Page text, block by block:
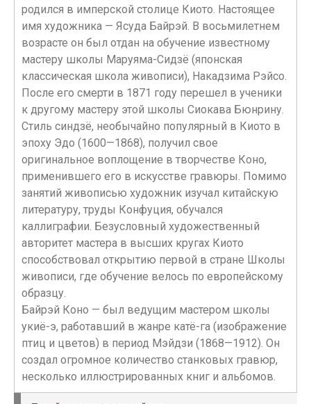
родился в имперской столице Киото. Настоящее
имя художника — Ясуда Байрэй. В восьмилетнем
возрасте он был отдан на обучение известному
мастеру школы Маруяма-Сидзё (японская
классическая школа живописи), Накадзима Рэйсо.
После его смерти в 1871 году перешел в ученики
к другому мастеру этой школы Сиокава Бюнрину.
Стиль синдзё, необычайно популярный в Киото в
эпоху Эдо (1600—1868), получил свое
оригинальное воплощение в творчестве Коно,
применившего его в искусстве гравюры. Помимо
занятий живописью художник изучал китайскую
литературу, труды Конфуция, обучался
каллиграфии. Безусловный художественный
авторитет мастера в высших кругах Киото
способствовал открытию первой в стране Школы
живописи, где обучение велось по европейскому
образцу.
Байрэй Коно — был ведущим мастером школы
укиё-э, работавший в жанре катё-га (изображение
птиц и цветов) в период Мэйдзи (1868—1912). Он
создал огромное количество станковых гравюр,
несколько иллюстрированных книг и альбомов.